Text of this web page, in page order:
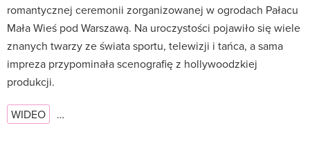
romantycznej ceremonii zorganizowanej w ogrodach Pałacu
Mała Wieś pod Warszawą. Na uroczystości pojawiło się wiele
znanych twarzy ze świata sportu, telewizji i tańca, a sama
impreza przypominała scenografię z hollywoodzkiej
produkcji.
WIDEO …